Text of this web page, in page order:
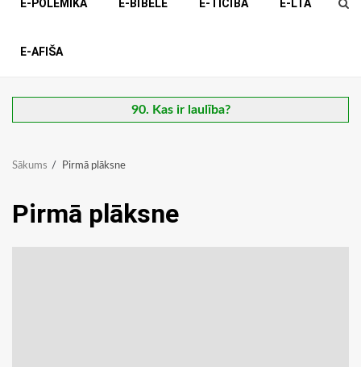
E-POLEMIKA E-BĪBELE E-TICĪBA E-LTA
E-AFIŠA
90. Kas ir laulība?
Sākums Pirmā plāksne
Pirmā plāksne